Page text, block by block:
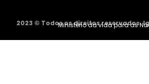
2023 © Todos os direitos reservados.
Ministério da vida para as